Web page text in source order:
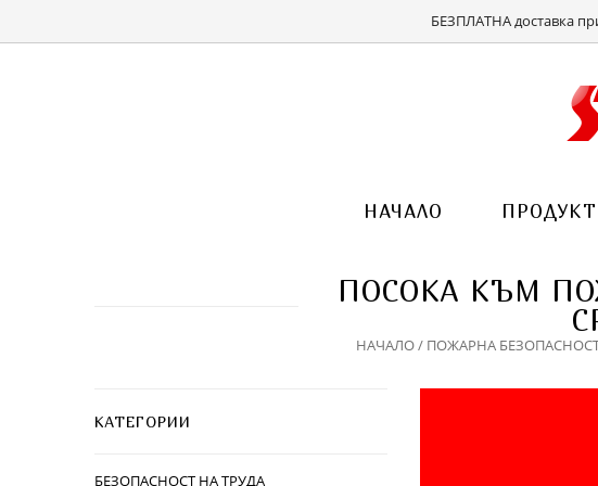
БЕЗПЛАТНА доставка
НАЧАЛО
ПОСОКА КЪМ
НАЧАЛО/ ПОЖАРНА
КАТЕГОРИИ
БЕЗОПАСНОСТ НА ТРУДА